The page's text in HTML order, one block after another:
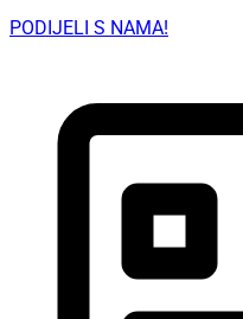
PODIJELI S NAMA!